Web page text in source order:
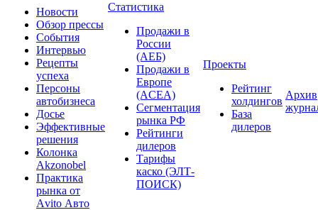
Новости
Обзор прессы
События
Интервью
Рецепты
успеха
Персоны
автобизнеса
Досье
Эффективные
решения
Колонка
Akzonobel
Практика
рынка от
Аvito Авто
Статистика
Продажи в
России
(АЕБ)
Продажи в
Европе
(ACEA)
Сегментация
рынка РФ
Рейтинги
дилеров
Тарифы
каско (ЭЛТ-
ПОИСК)
Проекты
Рейтинг
холдингов
База
дилеров
Архив